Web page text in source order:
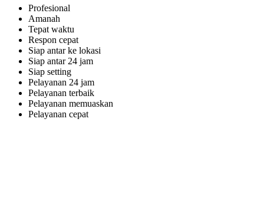
Profesional
Amanah
Tepat waktu
Respon cepat
Siap antar ke lokasi
Siap antar 24 jam
Siap setting
Pelayanan 24 jam
Pelayanan terbaik
Pelayanan memuaskan
Pelayanan cepat